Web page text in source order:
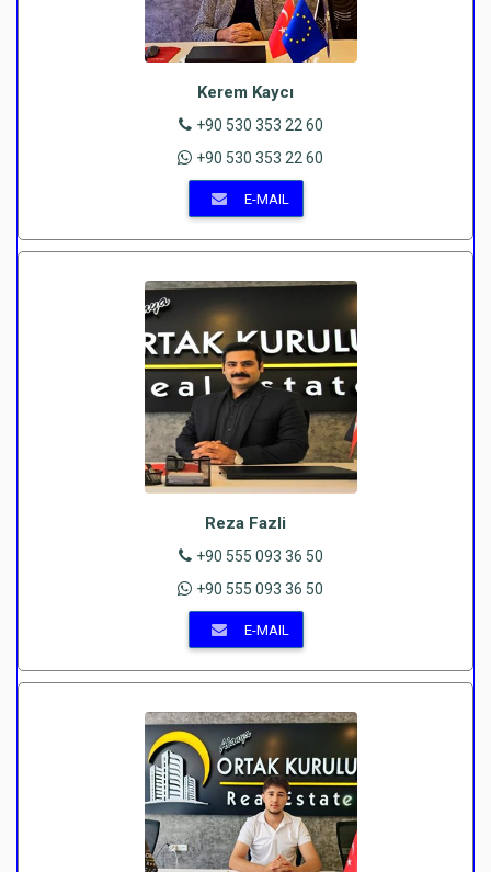
Kerem Kaycı
+90 530 353 22 60
+90 530 353 22 60
E-MAIL
Reza Fazli
+90 555 093 36 50
+90 555 093 36 50
E-MAIL